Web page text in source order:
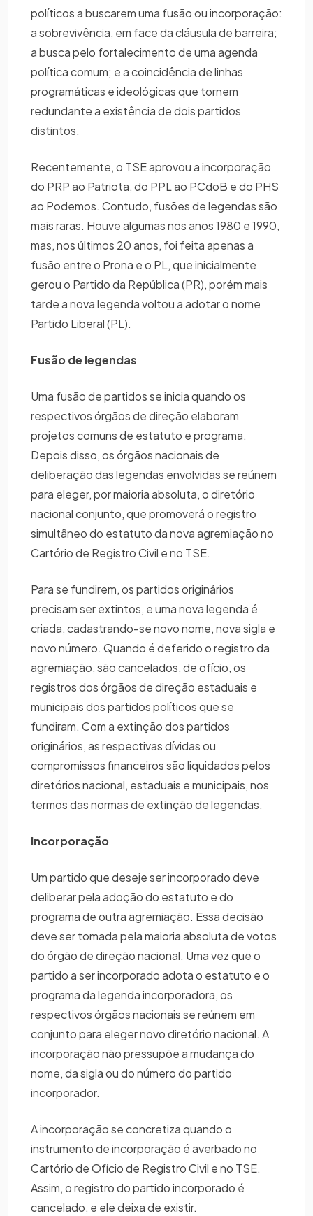
políticos a buscarem uma fusão ou incorporação:
a sobrevivência, em face da cláusula de barreira;
a busca pelo fortalecimento de uma agenda
política comum; e a coincidência de linhas
programáticas e ideológicas que tornem
redundante a existência de dois partidos
distintos.
Recentemente, o TSE aprovou a incorporação
do PRP ao Patriota, do PPL ao PCdoB e do PHS
ao Podemos. Contudo, fusões de legendas são
mais raras. Houve algumas nos anos 1980 e 1990,
mas, nos últimos 20 anos, foi feita apenas a
fusão entre o Prona e o PL, que inicialmente
gerou o Partido da República (PR), porém mais
tarde a nova legenda voltou a adotar o nome
Partido Liberal (PL).
Fusão de legendas
Uma fusão de partidos se inicia quando os
respectivos órgãos de direção elaboram
projetos comuns de estatuto e programa.
Depois disso, os órgãos nacionais de
deliberação das legendas envolvidas se reúnem
para eleger, por maioria absoluta, o diretório
nacional conjunto, que promoverá o registro
simultâneo do estatuto da nova agremiação no
Cartório de Registro Civil e no TSE.
Para se fundirem, os partidos originários
precisam ser extintos, e uma nova legenda é
criada, cadastrando-se novo nome, nova sigla e
novo número. Quando é deferido o registro da
agremiação, são cancelados, de ofício, os
registros dos órgãos de direção estaduais e
municipais dos partidos políticos que se
fundiram. Com a extinção dos partidos
originários, as respectivas dívidas ou
compromissos financeiros são liquidados pelos
diretórios nacional, estaduais e municipais, nos
termos das normas de extinção de legendas.
Incorporação
Um partido que deseje ser incorporado deve
deliberar pela adoção do estatuto e do
programa de outra agremiação. Essa decisão
deve ser tomada pela maioria absoluta de votos
do órgão de direção nacional. Uma vez que o
partido a ser incorporado adota o estatuto e o
programa da legenda incorporadora, os
respectivos órgãos nacionais se reúnem em
conjunto para eleger novo diretório nacional. A
incorporação não pressupõe a mudança do
nome, da sigla ou do número do partido
incorporador.
A incorporação se concretiza quando o
instrumento de incorporação é averbado no
Cartório de Ofício de Registro Civil e no TSE.
Assim, o registro do partido incorporado é
cancelado, e ele deixa de existir.